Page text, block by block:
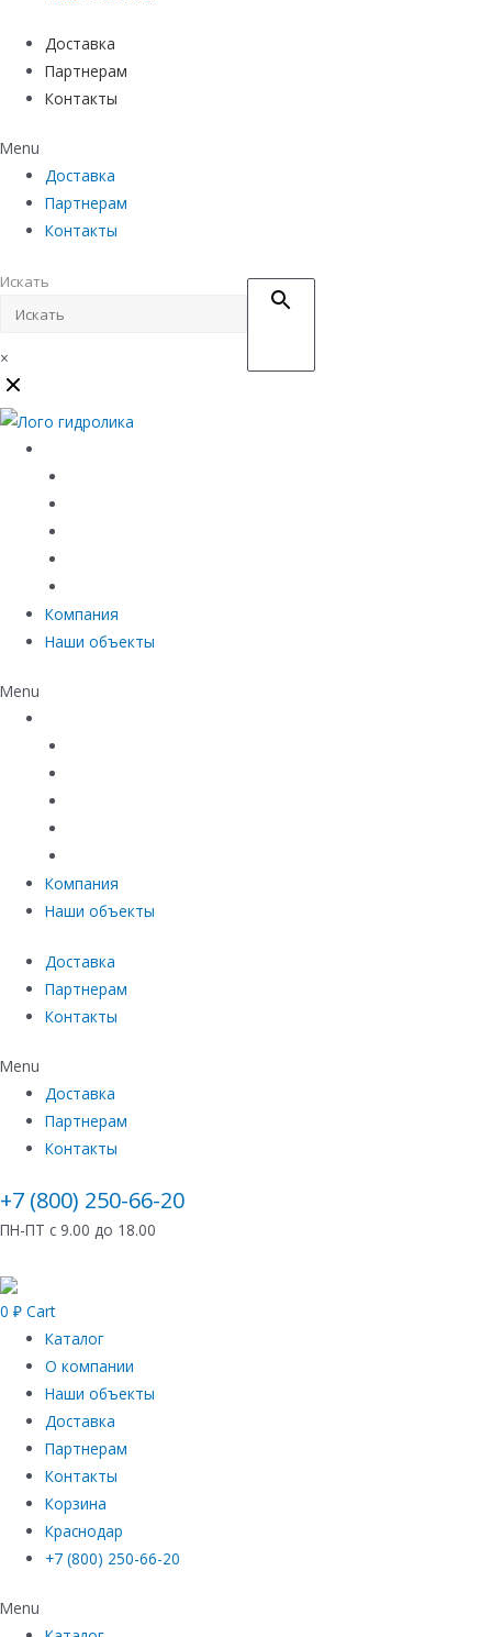
Доставка
Партнерам
Контакты
Menu
Доставка
Партнерам
Контакты
Искать
×
Компания
Наши объекты
Menu
Компания
Наши объекты
Доставка
Партнерам
Контакты
Menu
Доставка
Партнерам
Контакты
+7 (800) 250-66-20
ПН-ПТ с 9.00 до 18.00
0 ₽ Cart
Каталог
О компании
Наши объекты
Доставка
Партнерам
Контакты
Корзина
Краснодар
+7 (800) 250-66-20
Menu